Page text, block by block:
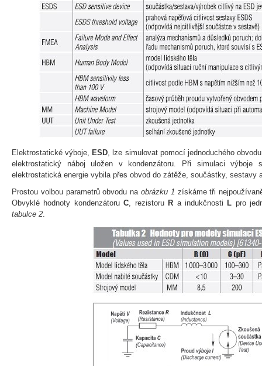
Elektrostatické výboje,ESD , lze simulovat pomocí jednoduchého
elektrostatický náboj uložen v kondenzátoru. Při simulaci výboje
elektrostatická energie vybila přes obvod do zátěže, součástky, sestavy
Prostou volbou parametrů obvodu na obrázku 1 získáme tři
Obvyklé hodnoty kondenzátoruC , rezistoruR a indukčnostiL pro
tabulce 2